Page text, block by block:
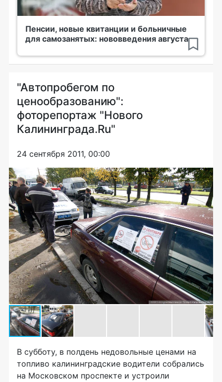
Пенсии, новые квитанции и больничные
для самозанятых: нововведения августа
"Автопробегом по
ценообразованию":
фоторепортаж "Нового
Калининграда.Ru"
24 сентября 2011, 00:00
В субботу, в полдень недовольные ценами на
топливо калининградские водители собрались
на Московском проспекте и устроили